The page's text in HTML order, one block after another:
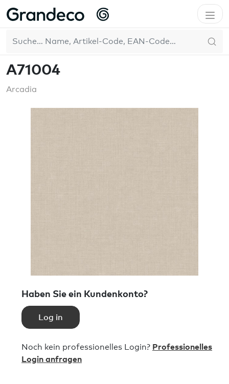
Home GrandecoLife Arcadia
A71004
Arcadia
Haben Sie ein Kundenkonto?
Log in
Noch kein professionelles Login? Professionelles
Login anfragen